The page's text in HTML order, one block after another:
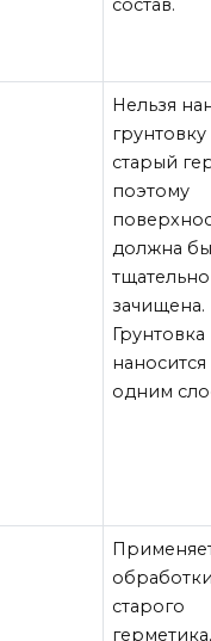
состав.
Нельзя
грунтовку
старый
поэтому
должна
тщательно
зачищена.
Грунтовка
одним
старого